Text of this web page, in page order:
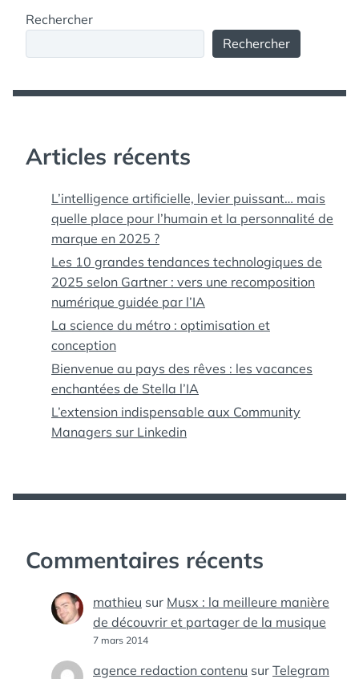
Rechercher
Rechercher
Articles récents
L’intelligence artificielle, levier puissant… mais
quelle place pour l’humain et la personnalité de
marque en 2025 ?
Les 10 grandes tendances technologiques de
2025 selon Gartner : vers une recomposition
numérique guidée par l’IA
La science du métro : optimisation et
conception
Bienvenue au pays des rêves : les vacances
enchantées de Stella l’IA
L’extension indispensable aux Community
Managers sur Linkedin
Commentaires récents
mathieu sur Musx : la meilleure manière
de découvrir et partager de la musique
7 mars 2014
agence redaction contenu sur Telegram